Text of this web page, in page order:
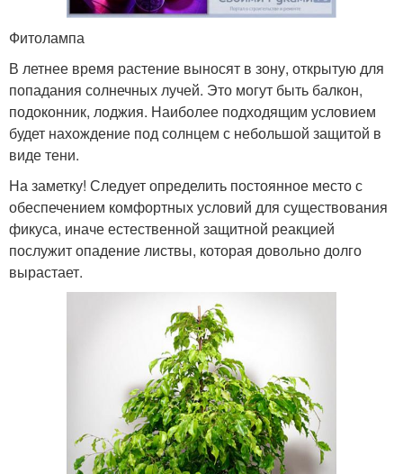
Фитолампа
В летнее время растение выносят в зону, открытую для
попадания солнечных лучей. Это могут быть балкон,
подоконник, лоджия. Наиболее подходящим условием
будет нахождение под солнцем с небольшой защитой в
виде тени.
На заметку! Следует определить постоянное место с
обеспечением комфортных условий для существования
фикуса, иначе естественной защитной реакцией
послужит опадение листвы, которая довольно долго
вырастает.